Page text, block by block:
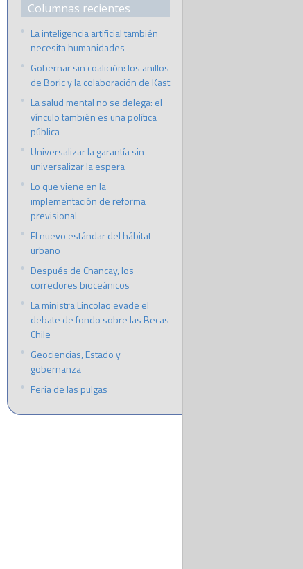
Columnas recientes
La inteligencia artificial también
necesita humanidades
Gobernar sin coalición: los anillos
de Boric y la colaboración de Kast
La salud mental no se delega: el
vínculo también es una política
pública
Universalizar la garantía sin
universalizar la espera
Lo que viene en la
implementación de reforma
previsional
El nuevo estándar del hábitat
urbano
Después de Chancay, los
corredores bioceánicos
La ministra Lincolao evade el
debate de fondo sobre las Becas
Chile
Geociencias, Estado y
gobernanza
Feria de las pulgas